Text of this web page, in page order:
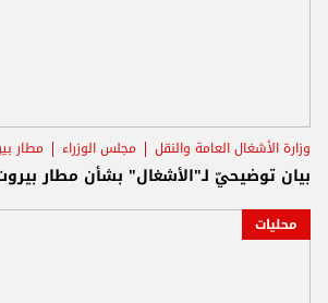
وزارة الأشغال العامة والنقل مجلس الوزراء مطار
بيان توضيحيّ لـ"الأشغال" بشأن مطار
محليات